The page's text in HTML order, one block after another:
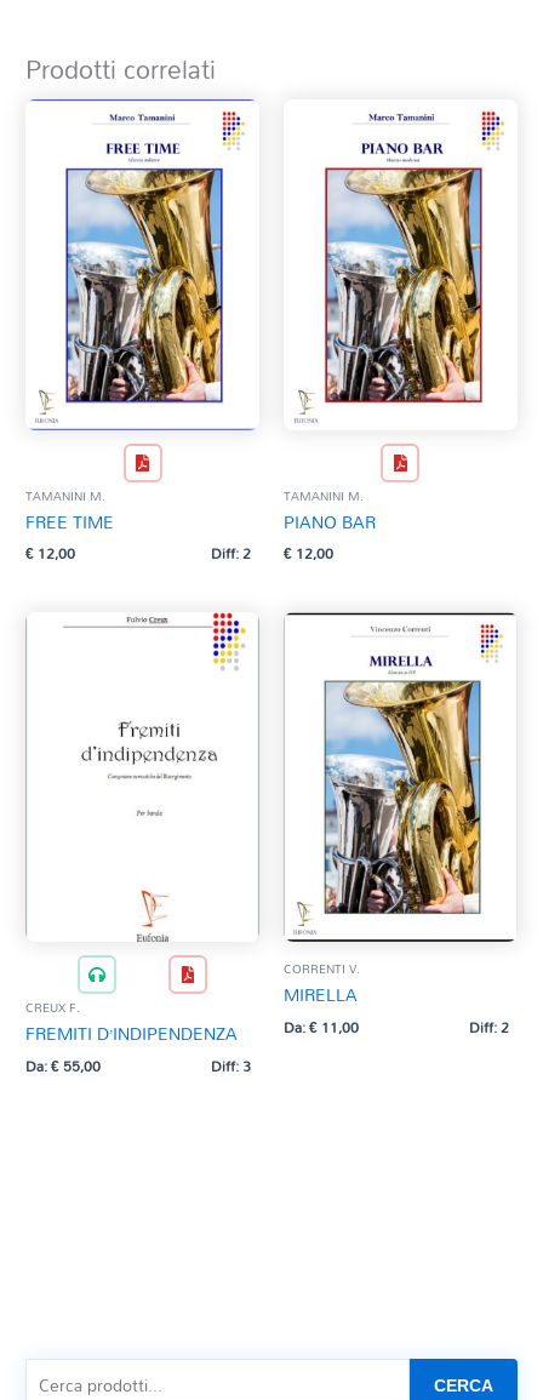
Prodotti correlati
TAMANINI M.
FREE TIME
€12,00 Diff: 2
TAMANINI M.
PIANO BAR
€12,00
CREUX F.
FREMITI D’INDIPENDENZA
Da:€55,00 Diff: 3
CORRENTI V.
MIRELLA
Da:€11,00 Diff: 2
CERCA